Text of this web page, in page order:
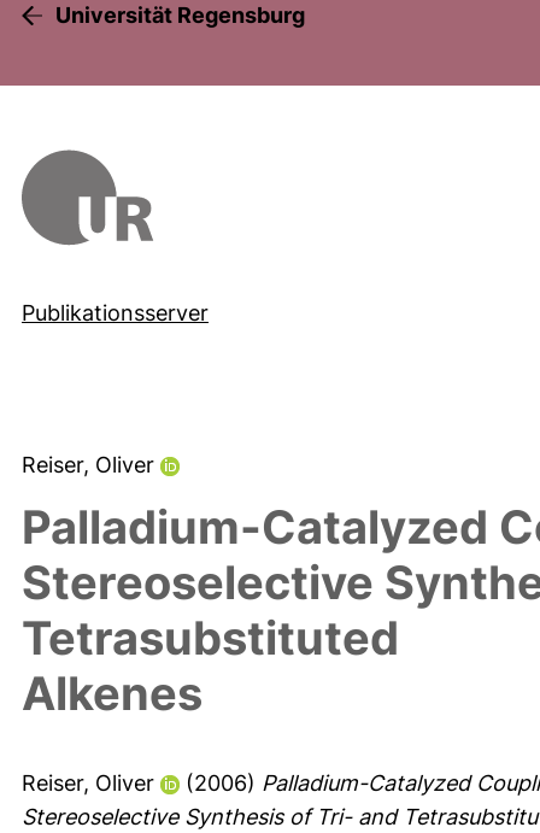
Universität Regensburg
Publikationsserver
Reiser, Oliver
Palladium-Catalyzed
Stereoselective
Tetrasubstituted
Alkenes
Reiser, Oliver (2006) Palladium-Catalyzed
Stereoselective Synthesis of Tri- and